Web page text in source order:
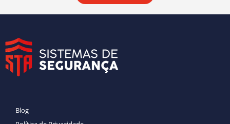
Blog